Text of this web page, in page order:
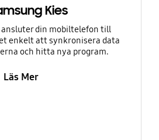
Kies
ansluter din mobiltelefon till
enkelt att synkronisera data
och hitta nya program.
Läs Mer